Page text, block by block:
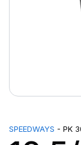
SPEEDWAYS - PK